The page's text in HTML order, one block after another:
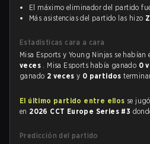
El máximo eliminador del partido
Más asistencias del partido las hizo
Estadísticas cara a cara
Misa Esports y Young Ninjas se habían
veces . Misa Esports había ganado 0
ganado 2 vecesy 0 partidos
El último partido entre ellos se
en 2026 CCT Europe Series #3
Predicción del partido